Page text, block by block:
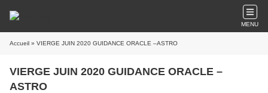
MENU
Accueil » VIERGE JUIN 2020 GUIDANCE ORACLE –ASTRO
VIERGE JUIN 2020 GUIDANCE ORACLE –
ASTRO